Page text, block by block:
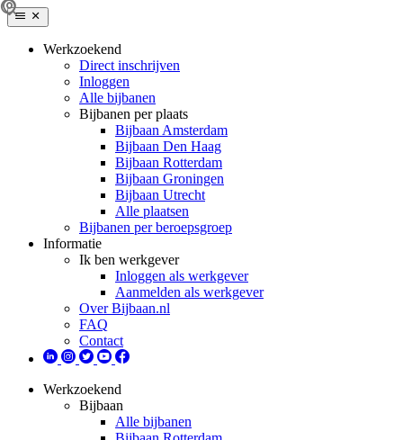
Werkzoekend
Direct inschrijven
Inloggen
Alle bijbanen
Bijbanen per plaats
Bijbaan Amsterdam
Bijbaan Den Haag
Bijbaan Rotterdam
Bijbaan Groningen
Bijbaan Utrecht
Alle plaatsen
Bijbanen per beroepsgroep
Informatie
Ik ben werkgever
Inloggen als werkgever
Aanmelden als werkgever
Over Bijbaan.nl
FAQ
Contact
Werkzoekend
Bijbaan
Alle bijbanen